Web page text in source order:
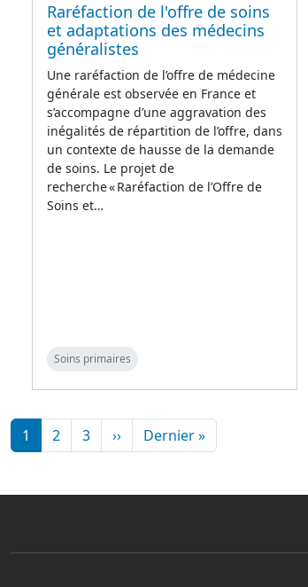
Raréfaction de l'offre de soins
et adaptations des médecins
généralistes
Une raréfaction de l’offre de médecine
générale est observée en France et
s’accompagne d’une aggravation des
inégalités de répartition de l’offre, dans
un contexte de hausse de la demande
de soins. Le projet de
recherche « Raréfaction de l’Offre de
Soins et…
Soins primaires
Pagination
1 2 3 ››Page suivante
Dernier »Dernière page